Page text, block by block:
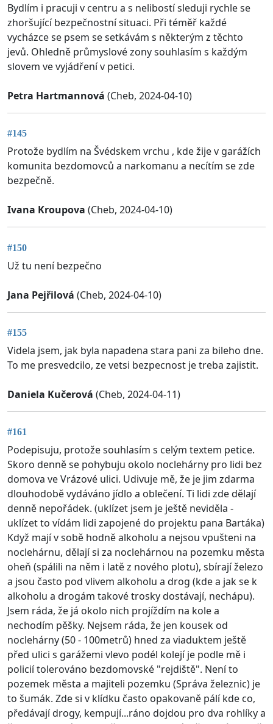
Bydlím i pracuji v centru a s nelibostí sleduji rychle se
zhoršující bezpečnostní situaci. Při téměř každé
vycházce se psem se setkávám s některým z těchto
jevů. Ohledně průmyslové zony souhlasím s každým
slovem ve vyjádření v petici.
Petra Hartmannová (Cheb, 2024-04-10)
#145
Protože bydlím na Švédskem vrchu , kde žije v garážích
komunita bezdomovců a narkomanu a necítím se zde
bezpečně.
Ivana Kroupova (Cheb, 2024-04-10)
#150
Už tu není bezpečno
Jana Pejřilová (Cheb, 2024-04-10)
#155
Videla jsem, jak byla napadena stara pani za bileho dne.
To me presvedcilo, ze vetsi bezpecnost je treba zajistit.
Daniela Kučerová (Cheb, 2024-04-11)
#161
Podepisuju, protože souhlasím s celým textem petice.
Skoro denně se pohybuju okolo noclehárny pro lidi bez
domova ve Vrázové ulici. Udivuje mě, že je jim zdarma
dlouhodobě vydáváno jídlo a oblečení. Ti lidi zde dělají
denně nepořádek. (uklízet jsem je ještě neviděla -
uklízet to vídám lidi zapojené do projektu pana Bartáka)
Když mají v sobě hodně alkoholu a nejsou vpušteni na
noclehárnu, dělají si za noclehárnou na pozemku města
oheň (spálili na něm i latě z nového plotu), sbírají železo
a jsou často pod vlivem alkoholu a drog (kde a jak se k
alkoholu a drogám takové trosky dostávají, nechápu).
Jsem ráda, že já okolo nich projíždím na kole a
nechodím pěšky. Nejsem ráda, že jen kousek od
noclehárny (50 - 100metrů) hned za viaduktem ještě
před ulici s garážemi vlevo podél kolejí je podle mě i
policií tolerováno bezdomovské "rejdiště". Není to
pozemek města a majiteli pozemku (Správa železnic) je
to šumák. Zde si v klídku často opakovaně pálí kde co,
předávají drogy, kempují...ráno dojdou pro dva rohlíky a